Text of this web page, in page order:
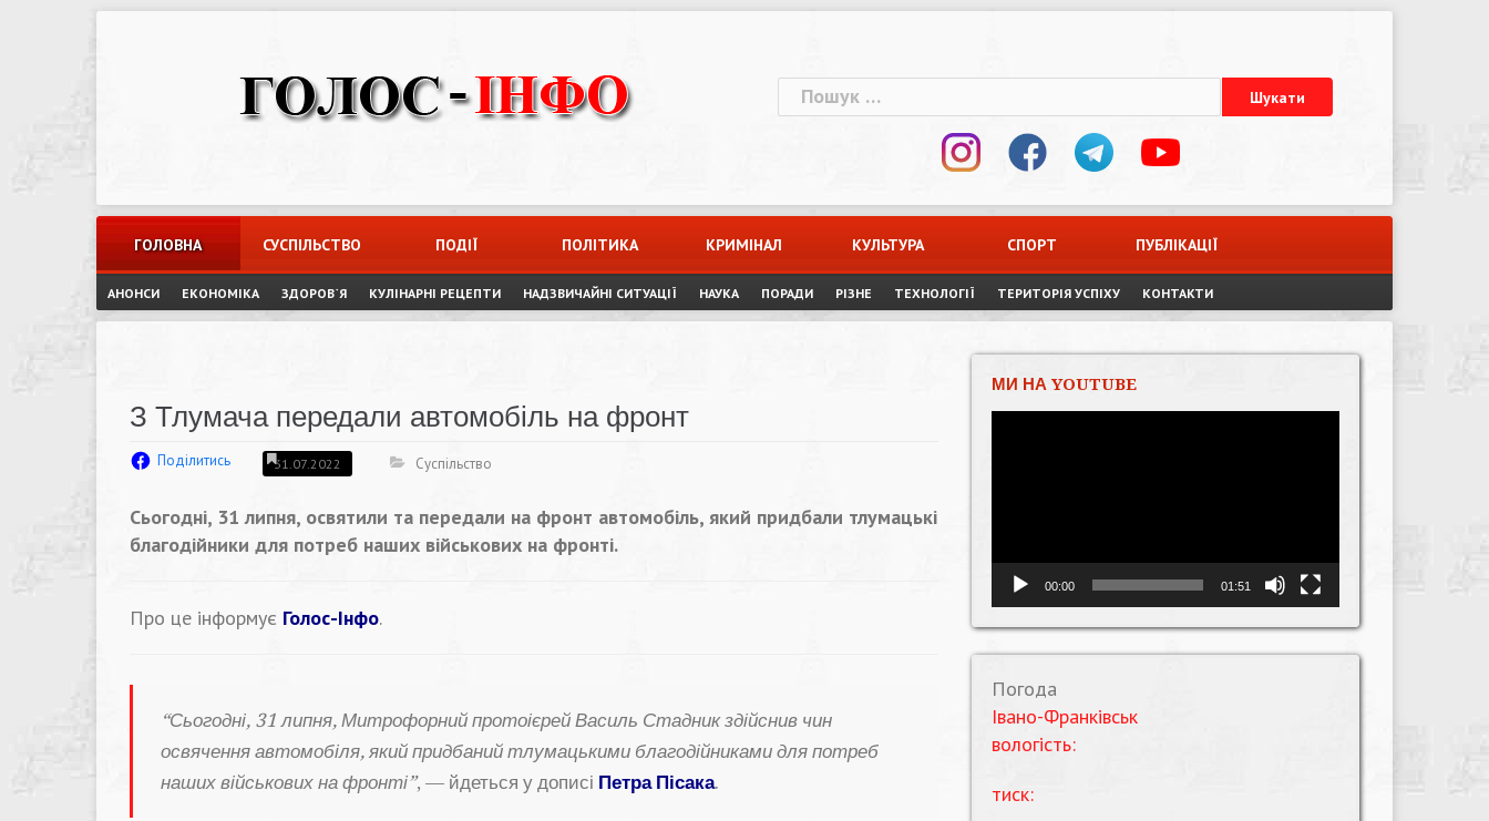
Пошук:
ГОЛОВНА СУСПІЛЬСТВО ПОДІЇ ПОЛІТИКА КРИМІНАЛ КУЛЬТУРА СПОРТ ПУБЛІКАЦІЇ
АНОНСИ ЕКОНОМІКА ЗДОРОВ`Я КУЛІНАРНІ РЕЦЕПТИ НАДЗВИЧАЙНІ СИТУАЦІЇ НАУКА ПОРАДИ РІЗНЕ ТЕХНОЛОГІЇ ТЕРИТОРІЯ УСПІХУ КОНТАКТИ
З Тлумача передали автомобіль на фронт
Поділитись 31.07.2022 Суспільство
Сьогодні, 31 липня, освятили та передали на фронт автомобіль, який придбали тлумацькі
благодійники для потреб наших військових на фронті.
Про це інформує Голос-Інфо.
“Сьогодні, 31 липня, Митрофорний протоієрей Василь Стадникздійснив чин
освячення автомобіля, який придбаний тлумацькими благодійниками для потреб
наших військових на фронті”, — йдеться у дописі Петра Пісака.
МИ НА YOUTUBE
00:00 01:51
Погода
Івано-Франківськ
вологість:
тиск: